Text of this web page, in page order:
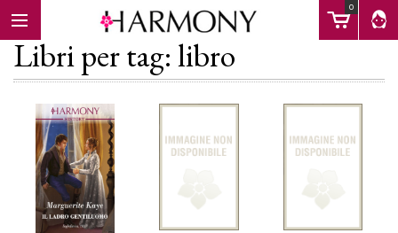
0
EBOOK
Libri per tag: libro